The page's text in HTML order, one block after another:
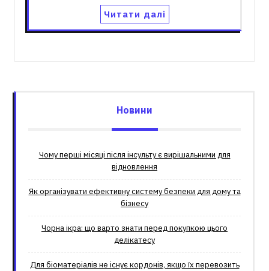
Читати далі
Новини
Чому перші місяці після інсульту є вирішальними для
відновлення
Як організувати ефективну систему безпеки для дому та
бізнесу
Чорна ікра: що варто знати перед покупкою цього
делікатесу
Для біоматеріалів не існує кордонів, якщо їх перевозить